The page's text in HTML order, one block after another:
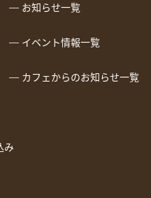
― お知らせ一覧
― イベント情報一覧
― カフェからのお知らせ一覧
み